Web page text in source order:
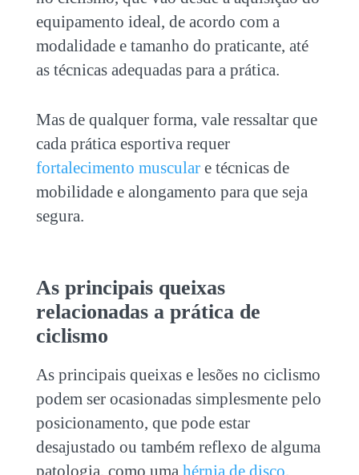
equipamento ideal, de acordo com a
modalidade e tamanho do praticante, até
as técnicas adequadas para a prática.
Mas de qualquer forma, vale ressaltar que
cada prática esportiva requer
fortalecimento musculare técnicas de
mobilidade e alongamento para que seja
segura.
As principais queixas
relacionadas a prática de
ciclismo
As principais queixas e lesões no ciclismo
podem ser ocasionadas simplesmente pelo
posicionamento, que pode estar
desajustado ou também reflexo de alguma
patologia, como uma hérnia de disco.